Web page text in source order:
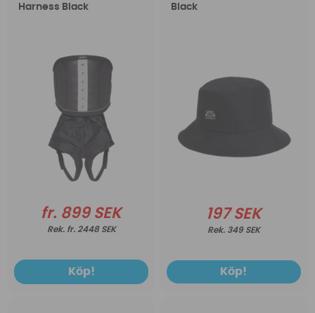
Harness Black
fr. 899 SEK
fr. 2448 SEK
Köp!
Black
197 SEK
349 SEK
Köp!